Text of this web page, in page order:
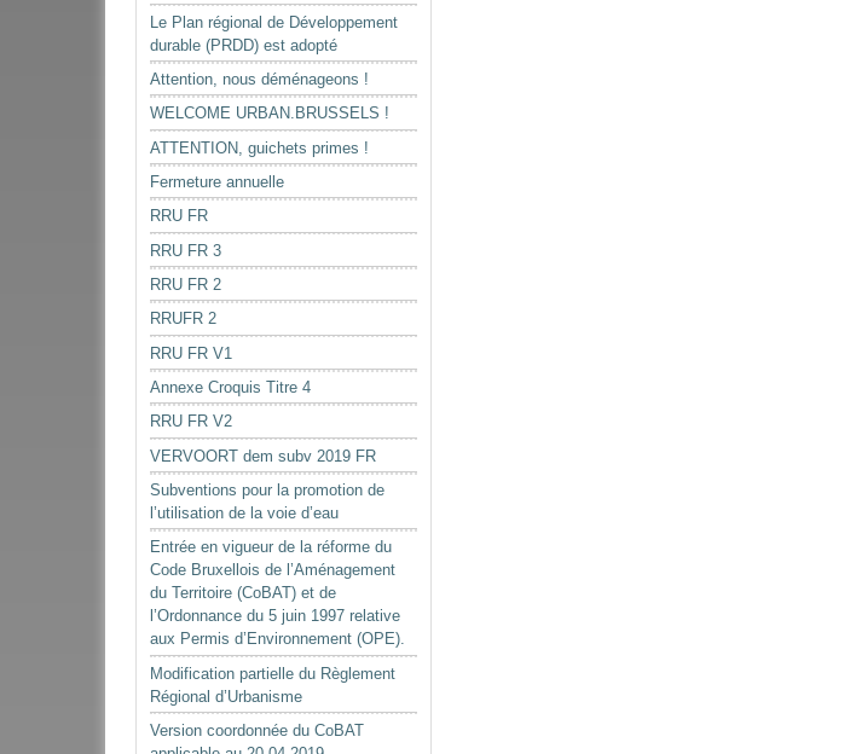
Le Plan régional de Développement
durable (PRDD) est adopté
Attention, nous déménageons !
WELCOME URBAN.BRUSSELS !
ATTENTION, guichets primes !
Fermeture annuelle
RRU FR
RRU FR 3
RRU FR 2
RRUFR 2
RRU FR V1
Annexe Croquis Titre 4
RRU FR V2
VERVOORT dem subv 2019 FR
Subventions pour la promotion de
l’utilisation de la voie d’eau
Entrée en vigueur de la réforme du
Code Bruxellois de l’Aménagement
du Territoire (CoBAT) et de
l’Ordonnance du 5 juin 1997 relative
aux Permis d’Environnement (OPE).
Modification partielle du Règlement
Régional d’Urbanisme
Version coordonnée du CoBAT